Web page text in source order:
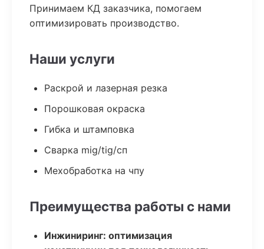
Принимаем КД заказчика, помогаем
оптимизировать производство.
Наши услуги
Раскрой и лазерная резка
Порошковая окраска
Гибка и штамповка
Сварка mig/tig/сп
Мехобработка на чпу
Преимущества работы с нами
Инжиниринг: оптимизация